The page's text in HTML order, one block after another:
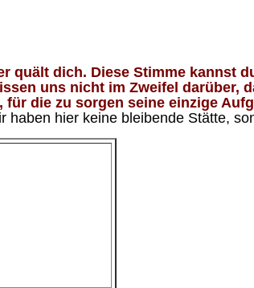
quält dich. Diese Stimme kannst
uns nicht im Zweifel darüber,
die zu sorgen seine einzige
hier keine bleibende Stätte,